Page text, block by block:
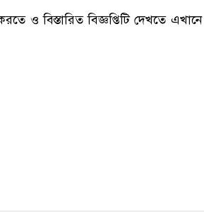
ও বিস্তারিত বিজ্ঞপ্তিটি দেখতে এখানে